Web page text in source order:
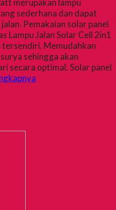
sederhana dan dapat
Pemakaian solar panel
Lampu Jalan Solar Cell 2in1
Memudahkan
sehingga akan
secara optimal. Solar panel